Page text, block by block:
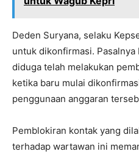
Deden Suryana, selaku
untuk dikonfirmasi. Pasalnya
diduga telah melakukan
ketika baru mulai
penggunaan anggaran
Pemblokiran kontak yang
terhadap wartawan ini